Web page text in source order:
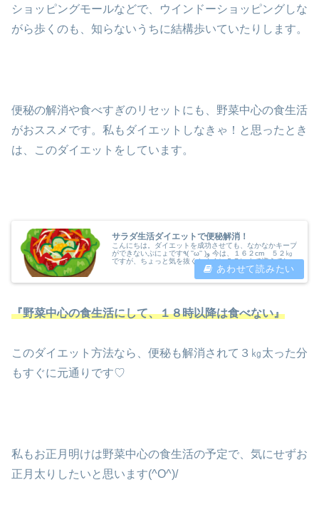
ショッピングモールなどで、ウインドーショッピングしな
がら歩くのも、知らないうちに結構歩いていたりします。
便秘の解消や食べすぎのリセットにも、野菜中心の食生活
がおススメです。私もダイエットしなきゃ！と思ったとき
は、このダイエットをしています。
サラダ生活ダイエットで便秘解消！
こんにちは。ダイエットを成功させても、なかなかキープ
ができないぷにょです٩( ''ω'' )و 今は、１６２cm ５２㎏
ですが、ちょっと気を抜くとすぐに５７㎏まで増えてしま
います💦 以前に成功したナチュラルガーデンの『ファス
『野菜中心の食生活にして、１８時以降は食べない』
このダイエット方法なら、便秘も解消されて３㎏太った分
もすぐに元通りです♡
私もお正月明けは野菜中心の食生活の予定で、気にせずお
正月太りしたいと思います(^O^)/